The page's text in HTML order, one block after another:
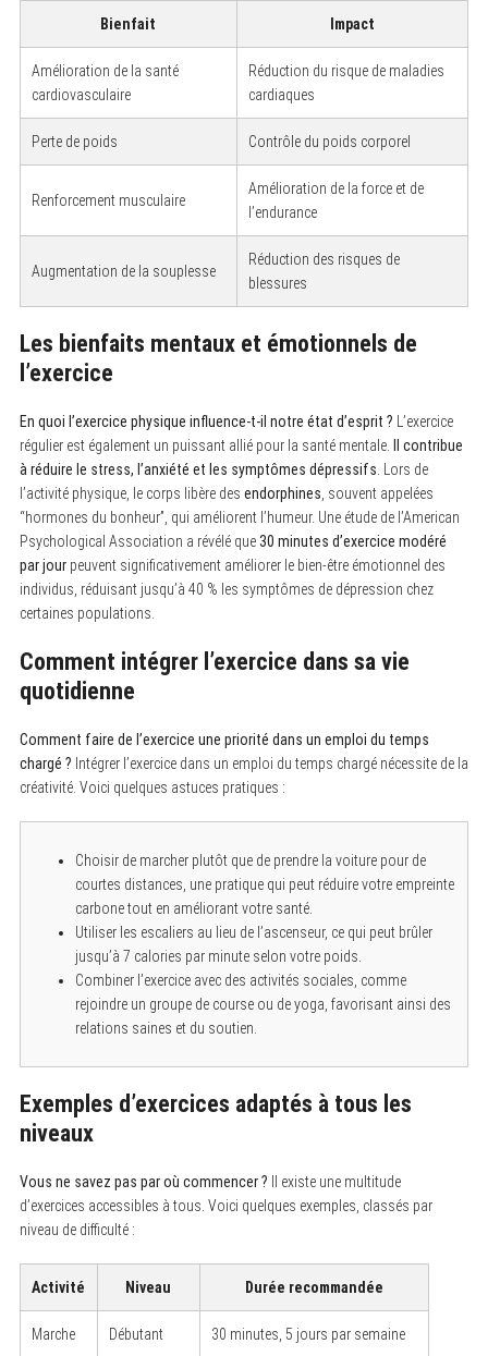
Bienfait Impact
Amélioration de la santé
cardiovasculaire
Réduction du risque de maladies
cardiaques
Perte de poids Contrôle du poids corporel
Renforcement musculaire
Amélioration de la force et de
l’endurance
Augmentation de la souplesse
Réduction des risques de
blessures
Les bienfaits mentaux et émotionnels de
l’exercice
En quoi l’exercice physique influence-t-il notre état d’esprit ? L’exercice
régulier est également un puissant allié pour la santé mentale.
Il contribue
à réduire le stress, l’anxiété et les symptômes dépressifs . Lors de
l’activité physique, le corps libère des endorphines , souvent appelées
“hormones du bonheur”, qui améliorent l’humeur. Une étude de l’American
Psychological Association a révélé que30 minutes d’exercice modéré
par jourpeuvent significativement améliorer le bien-être émotionnel des
individus, réduisant jusqu’à 40 % les symptômes de dépression chez
certaines populations.
Comment intégrer l’exercice dans sa vie
quotidienne
Comment faire de l’exercice une priorité dans un emploi du temps
chargé ? Intégrer l’exercice dans un emploi du temps chargé nécessite de la
créativité. Voici quelques astuces pratiques :
Choisir de marcher plutôt que de prendre la voiture pour de
courtes distances, une pratique qui peut réduire votre empreinte
carbone tout en améliorant votre santé.
Utiliser les escaliers au lieu de l’ascenseur, ce qui peut brûler
jusqu’à 7 calories par minute selon votre poids.
Combiner l’exercice avec des activités sociales, comme
rejoindre un groupe de course ou de yoga, favorisant ainsi des
relations saines et du soutien.
Exemples d’exercices adaptés à tous les
niveaux
Vous ne savez pas par où commencer ? Il existe une multitude
d’exercices accessibles à tous. Voici quelques exemples, classés par
niveau de difficulté :
Activité Niveau Durée recommandée
Marche Débutant 30 minutes, 5 jours par semaine
a
r
c
f
r
: